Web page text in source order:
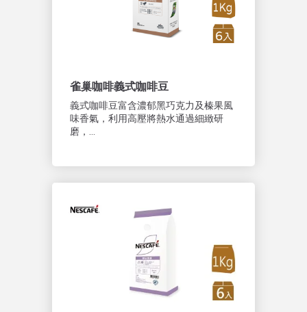
雀巢咖啡義式咖啡豆
義式咖啡豆富含濃郁黑巧克力及榛果風
味香氣，利用高壓將熱水通過細緻研
磨，...